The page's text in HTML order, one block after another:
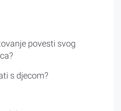
povesti svog
s djecom?